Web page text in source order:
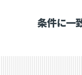
条件に一